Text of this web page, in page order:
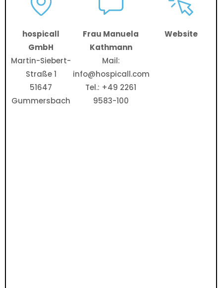
hospicall
GmbH
Martin-Siebert-
Straße 1
51647
Gummersbach
Frau Manuela
Kathmann
Mail:
info@hospicall.com
Tel.: +49 2261
9583-100
Website